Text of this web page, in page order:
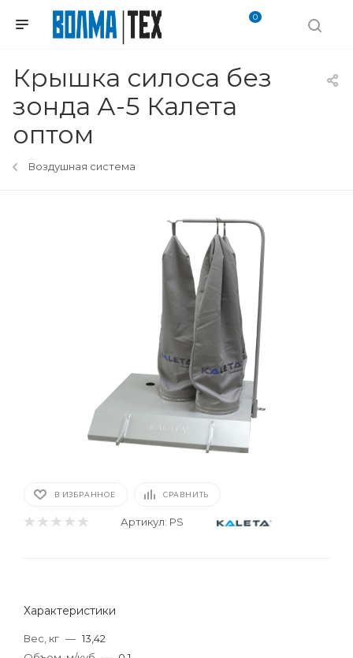
0
Крышка силоса без
зонда А-5 Калета
оптом
Воздушная система
В ИЗБРАННОЕ СРАВНИТЬ
Артикул: PS
Характеристики
Вес, кг — 13,42